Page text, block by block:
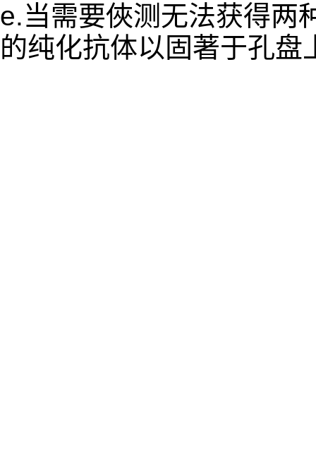
e.当需要俠测无法获得两
的纯化抗体以固著于孔